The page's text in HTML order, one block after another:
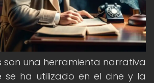
son una herramienta narrativa
se ha utilizado en el cine y la